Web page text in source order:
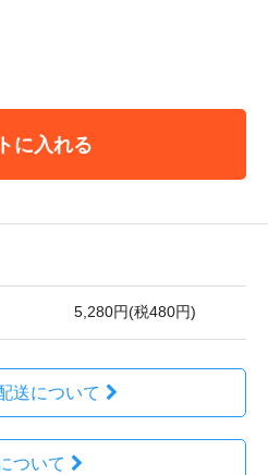
に入れる
5,280円(税480円)
送について
ついて